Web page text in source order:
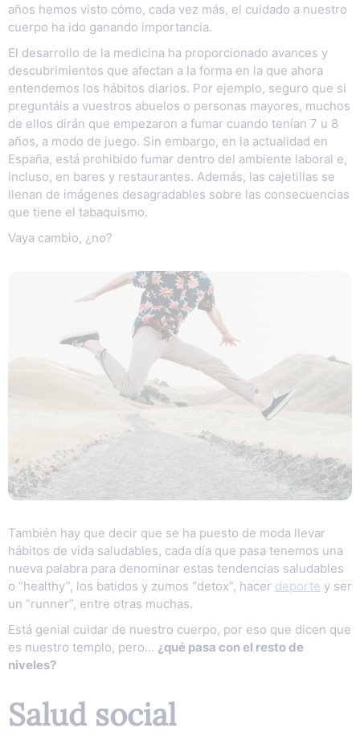
años hemos visto cómo, cada vez más, el cuidado a nuestro
cuerpo ha ido ganando importancia.
El desarrollo de la medicina ha proporcionado avances y
descubrimientos que afectan a la forma en la que ahora
entendemos los hábitos diarios. Por ejemplo, seguro que si
preguntáis a vuestros abuelos o personas mayores, muchos
de ellos dirán que empezaron a fumar cuando tenían 7 u 8
años, a modo de juego. Sin embargo, en la actualidad en
España, está prohibido fumar dentro del ambiente laboral e,
incluso, en bares y restaurantes. Además, las cajetillas se
llenan de imágenes desagradables sobre las consecuencias
que tiene el tabaquismo.
Vaya cambio, ¿no?
También hay que decir que se ha puesto de moda llevar
hábitos de vida saludables, cada día que pasa tenemos una
nueva palabra para denominar estas tendencias saludables
o “healthy”, los batidos y zumos “detox”, hacer deporte y ser
un “runner”, entre otras muchas.
Está genial cuidar de nuestro cuerpo, por eso que dicen que
es nuestro templo, pero… ¿qué pasa con el resto de
niveles?
Salud social